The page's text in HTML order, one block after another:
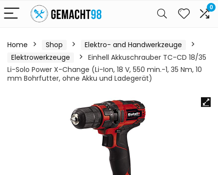
0
Home Shop
Elektro- and Handwerkzeuge
Elektrowerkzeuge
Einhell Akkuschrauber TC-CD 18/35
Li-Solo Power X-Change (Li-Ion, 18 V, 550 min.-1, 35 Nm, 10
mm Bohrfutter, ohne Akku und Ladegerät)